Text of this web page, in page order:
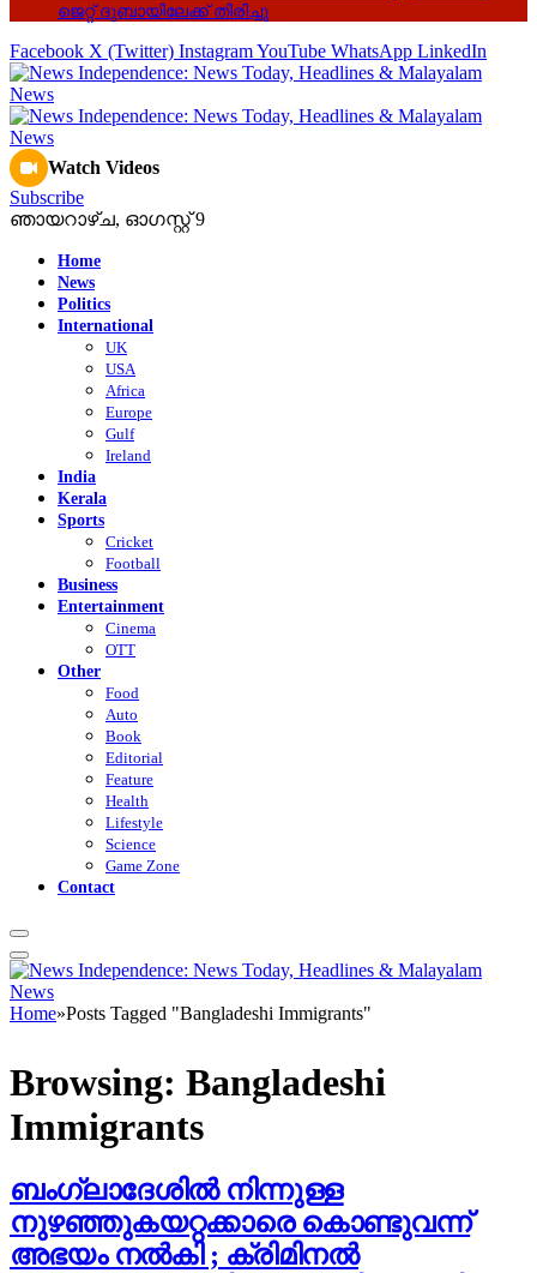
ജെറ്റ് ദുബായിലേക്ക് തിരിച്ചു
Facebook X (Twitter) InstagramYouTube WhatsApp LinkedIn
Watch Videos
Subscribe
ഞായറാഴ്‌ച, ഓഗസ്റ്റ്‌ 9
Home
News
Politics
International
UK
USA
Africa
Europe
Gulf
Ireland
India
Kerala
Sports
Cricket
Football
Business
Entertainment
Cinema
OTT
Other
Food
Auto
Book
Editorial
Feature
Health
Lifestyle
Science
Game Zone
Contact
Home»Posts Tagged "Bangladeshi Immigrants"
Browsing: Bangladeshi
Immigrants
ബംഗ്ലാദേശിൽ നിന്നുള്ള
നുഴഞ്ഞുകയറ്റക്കാരെ കൊണ്ടുവന്ന്
അഭയം നൽകി ; ക്രിമിനൽ